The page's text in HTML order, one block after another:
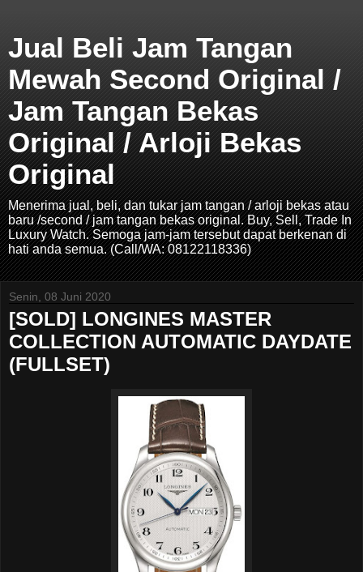
Jual Beli Jam Tangan
Mewah Second Original /
Jam Tangan Bekas
Original / Arloji Bekas
Original
Menerima jual, beli, dan tukar jam tangan / arloji bekas atau
baru /second / jam tangan bekas original. Buy, Sell, Trade In
Luxury Watch. Semoga jam-jam tersebut dapat berkenan di
hati anda semua. (Call/WA: 08122118336)
Senin, 08 Juni 2020
[SOLD] LONGINES MASTER
COLLECTION AUTOMATIC DAYDATE
(FULLSET)